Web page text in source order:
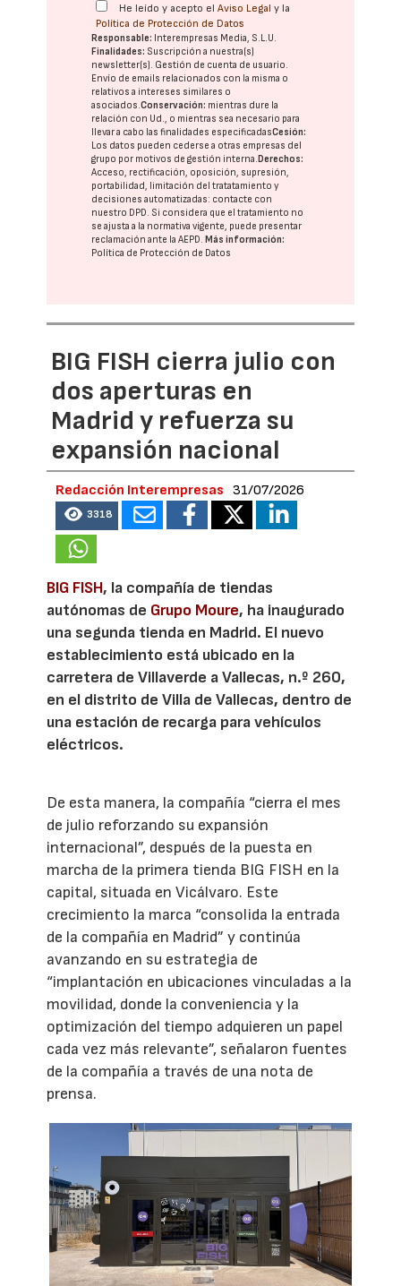
He leído y acepto elAviso Legal y la
Política de Protección de Datos
Responsable: Interempresas Media, S.L.U.
Finalidades: Suscripción a nuestra(s)
newsletter(s). Gestión de cuenta de usuario.
Envío de emails relacionados con la misma o
relativos a intereses similares o
asociados.Conservación: mientras dure la
relación con Ud., o mientras sea necesario para
llevar a cabo las finalidades especificadasCesión:
Los datos pueden cederse a otras empresas del
grupo por motivos de gestión interna.Derechos:
Acceso, rectificación, oposición, supresión,
portabilidad, limitación del tratatamiento y
decisiones automatizadas: contacte con
nuestro DPD . Si considera que el tratamiento no
se ajusta a la normativa vigente, puede presentar
reclamación ante laAEPD .Más información:
Política de Protección de Datos
BIG FISH cierra julio con
dos aperturas en
Madrid y refuerza su
expansión nacional
Redacción Interempresas 31/07/2026
3318
BIG FISH, la compañía de tiendas
autónomas de Grupo Moure, ha inaugurado
una segunda tienda en Madrid. El nuevo
establecimiento está ubicado en la
carretera de Villaverde a Vallecas, n.º 260,
en el distrito de Villa de Vallecas, dentro de
una estación de recarga para vehículos
eléctricos.
De esta manera, la compañía “cierra el mes
de julio reforzando su expansión
internacional”, después de la puesta en
marcha de la primera tienda BIG FISH en la
capital, situada en Vicálvaro. Este
crecimiento la marca “consolida la entrada
de la compañía en Madrid” y continúa
avanzando en su estrategia de
“implantación en ubicaciones vinculadas a la
movilidad, donde la conveniencia y la
optimización del tiempo adquieren un papel
cada vez más relevante”, señalaron fuentes
de la compañía a través de una nota de
prensa.